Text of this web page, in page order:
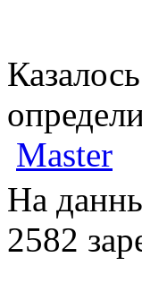
Master
На
2582